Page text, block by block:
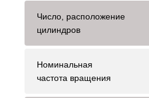
Число, расположение
цилиндров
Номинальная
частота вращения